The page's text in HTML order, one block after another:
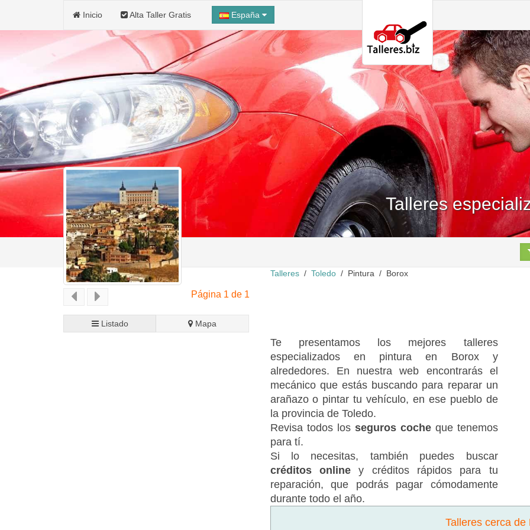
Inicio Alta Taller Gratis España
Talleres
Página 1 de 1
Listado Mapa
Talleres Toledo Pintura Borox
Te presentamos los mejores talleres
especializados en pintura en Borox y
alrededores. En nuestra web encontrarás el
mecánico que estás buscando para reparar un
arañazo o pintar tu vehículo, en ese pueblo de
la provincia de Toledo.
Revisa todos los seguros cocheque tenemos
para tí.
Si lo necesitas, también puedes buscar
créditos onliney créditos rápidos para tu
reparación, que podrás pagar cómodamente
durante todo el año.
Talleres cerca de